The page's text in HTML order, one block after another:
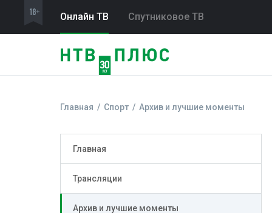
Онлайн ТВ Спутниковое ТВ
Главная Спорт Архив и лучшие моменты
Главная
Трансляции
Архив и лучшие моменты